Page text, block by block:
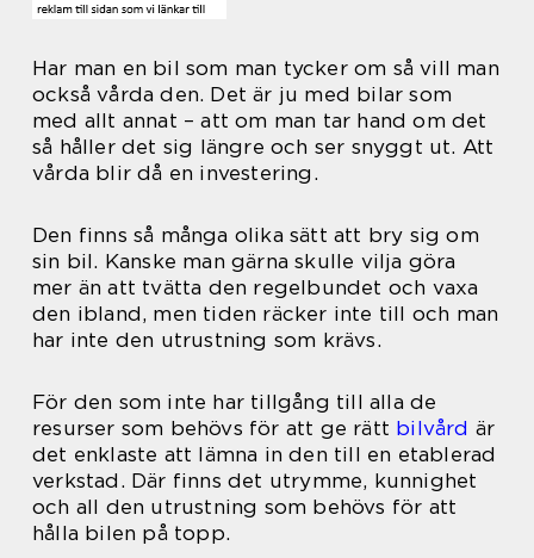
Har man en bil som man tycker om så vill man
också vårda den. Det är ju med bilar som
med allt annat – att om man tar hand om det
så håller det sig längre och ser snyggt ut. Att
vårda blir då en investering.
Den finns så många olika sätt att bry sig om
sin bil. Kanske man gärna skulle vilja göra
mer än att tvätta den regelbundet och vaxa
den ibland, men tiden räcker inte till och man
har inte den utrustning som krävs.
För den som inte har tillgång till alla de
resurser som behövs för att ge rätt bilvård är
det enklaste att lämna in den till en etablerad
verkstad. Där finns det utrymme, kunnighet
och all den utrustning som behövs för att
hålla bilen på topp.